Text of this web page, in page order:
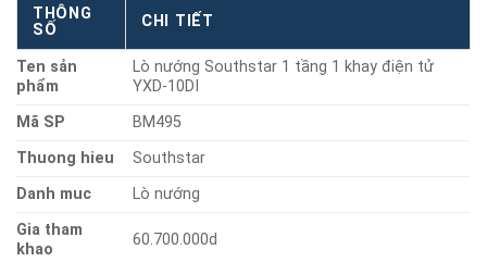
THÔNG
SỐ
CHI TIẾT
Ten sản
phẩm
Lò nướng Southstar 1 tầng 1 khay điện tử
YXD-10DI
Mã SP
BM495
Thuong hieu
Southstar
Danh muc
Lò nướng
Gia tham
khao
60.700.000d